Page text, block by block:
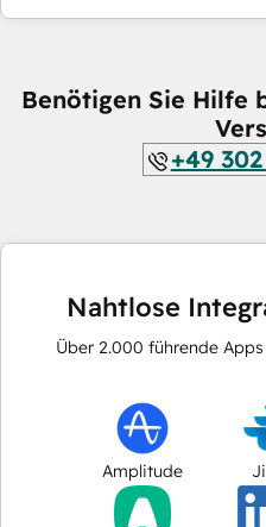
Benötigen Sie Hilfe
+49
Nahtlose
Über 2.000 führende
Amplitude